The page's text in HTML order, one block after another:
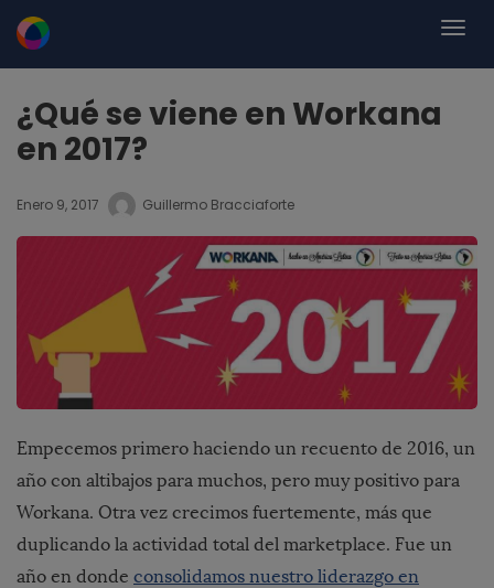
¿Qué se viene en Workana
en 2017?
Enero 9, 2017 Guillermo Bracciaforte
Empecemos primero haciendo un recuento de 2016, un
año con altibajos para muchos, pero muy positivo para
Workana. Otra vez crecimos fuertemente, más que
duplicando la actividad total del marketplace. Fue un
año en donde consolidamos nuestro liderazgo en